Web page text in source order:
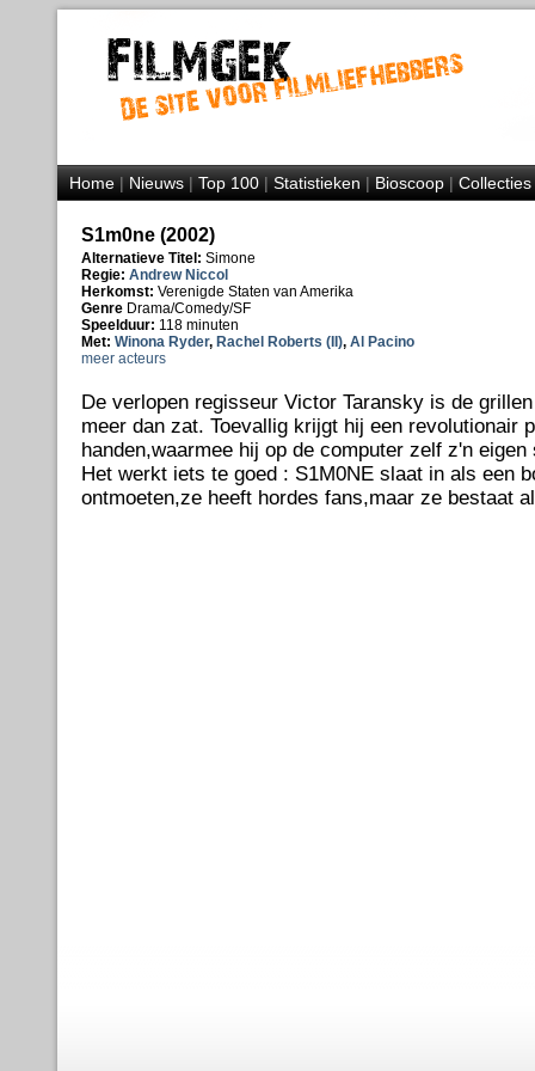
Home|Nieuws|Top 100|Statistieken|Bioscoop|Collecties
S1m0ne (2002)
Alternatieve Titel: Simone
Regie: Andrew Niccol
Herkomst: Verenigde Staten van Amerika
Genre Drama/Comedy/SF
Speelduur: 118 minuten
Met: Winona Ryder, Rachel Roberts (II), Al Pacino
meer acteurs
De verlopen regisseur Victor Taransky is de
meer dan zat. Toevallig krijgt hij een revolutionair
handen,waarmee hij op de computer zelf z'n
Het werkt iets te goed : S1M0NE slaat in als een
ontmoeten,ze heeft hordes fans,maar ze bestaat